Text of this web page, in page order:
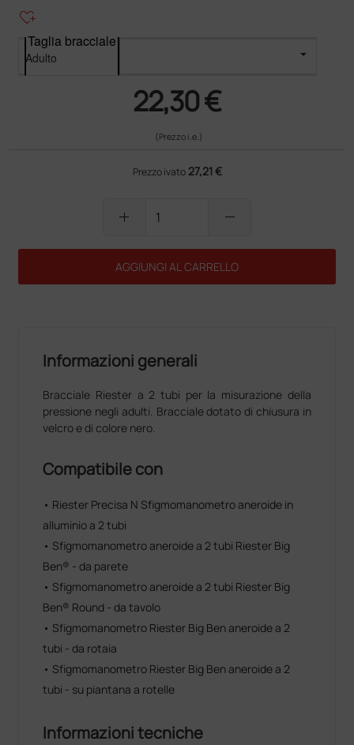
heart_plus
Taglia bracciale
22,30 €
(Prezzo i.e.)
Prezzo ivato 27,21 €
add remove
AGGIUNGI AL CARRELLO
Informazioni generali
Bracciale Riester a 2 tubi per la misurazione della
pressione negli adulti. Bracciale dotato di chiusura in
velcro e di colore nero.
Compatibile con
• Riester Precisa N Sfigmomanometro aneroide in
alluminio a 2 tubi
• Sfigmomanometro aneroide a 2 tubi Riester Big
Ben® - da parete
• Sfigmomanometro aneroide a 2 tubi Riester Big
Ben® Round - da tavolo
• Sfigmomanometro Riester Big Ben aneroide a 2
tubi - da rotaia
• Sfigmomanometro Riester Big Ben aneroide a 2
tubi - su piantana a rotelle
Informazioni tecniche